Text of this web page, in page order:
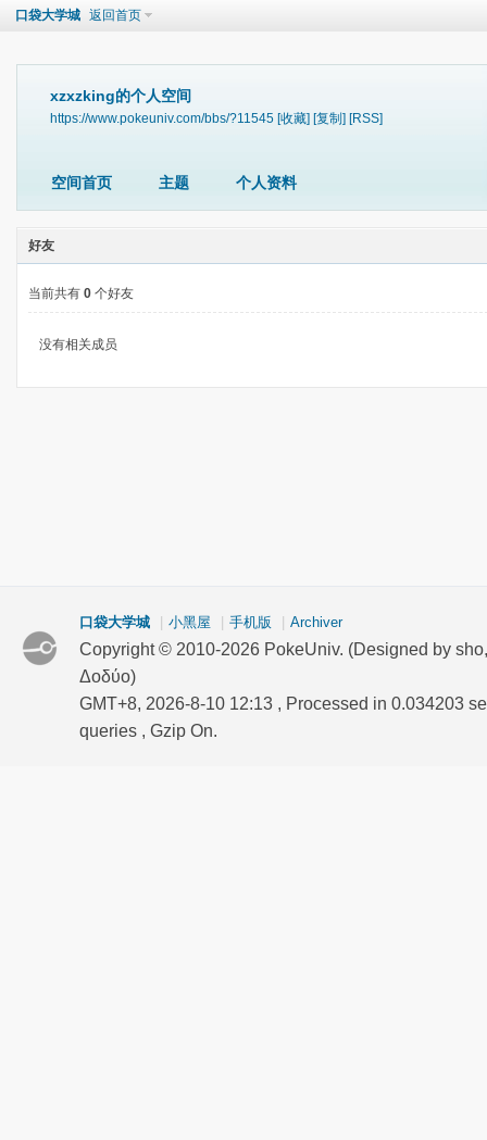
口袋大学城 返回首页
xzxzking的个人空间
https://www.pokeuniv.com/bbs/?11545 [收藏] [复制] [RSS]
空间首页 主题 个人资料
好友
当前共有 0 个好友
没有相关成员
口袋大学城 小黑屋 手机版 Archiver
Copyright © 2010-2026 PokeUniv. (Designed by
Δοδύο)
GMT+8, 2026-8-10 12:13 , Processed in 0.034203
queries , Gzip On.